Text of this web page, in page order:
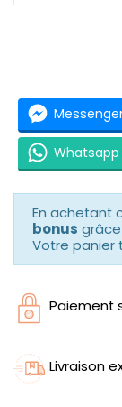
Whatsapp
En achetant
bonus
Votre panier
Paiement
Livraison